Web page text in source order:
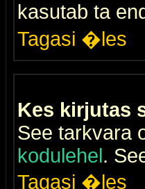
kasutab ta
Tagasi �les
Kes kirjutas
See tarkvara
kodulehel.
Tagasi �les